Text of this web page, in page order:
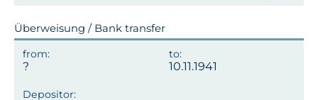
Überweisung / Bank transfer
10.11.1941